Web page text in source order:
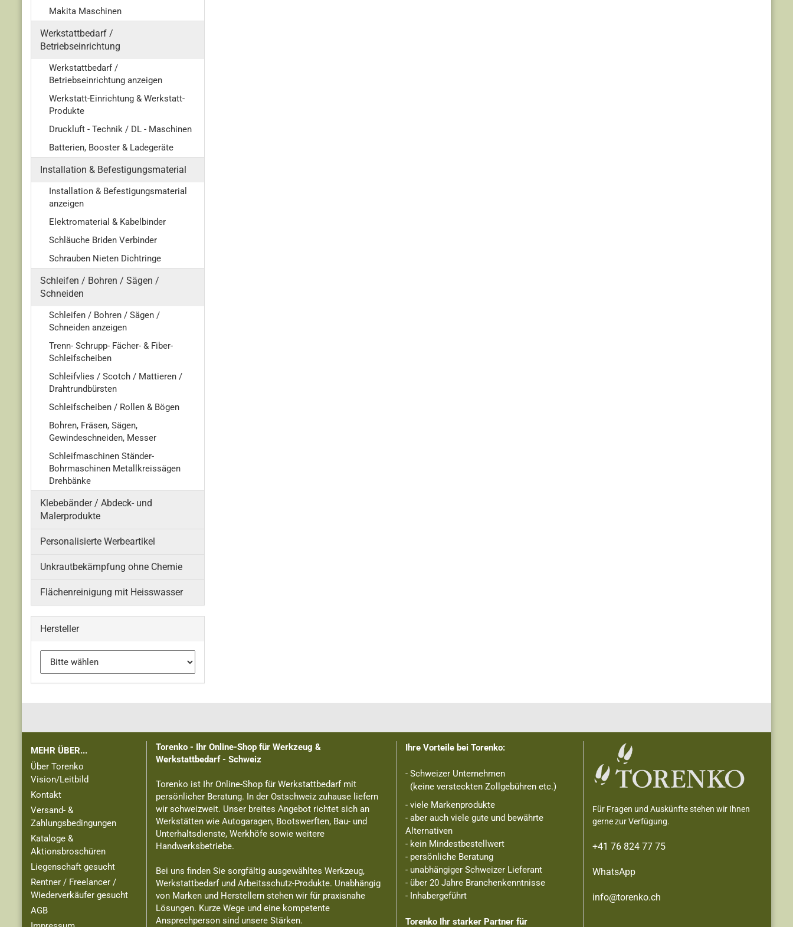
Makita Maschinen
Werkstattbedarf /
Betriebseinrichtung
Werkstattbedarf /
Betriebseinrichtung anzeigen
Werkstatt-Einrichtung & Werkstatt-
Produkte
Druckluft - Technik / DL - Maschinen
Batterien, Booster & Ladegeräte
Installation & Befestigungsmaterial
Installation & Befestigungsmaterial
anzeigen
Elektromaterial & Kabelbinder
Schläuche Briden Verbinder
Schrauben Nieten Dichtringe
Schleifen / Bohren / Sägen /
Schneiden
Schleifen / Bohren / Sägen /
Schneiden anzeigen
Trenn- Schrupp- Fächer- & Fiber-
Schleifscheiben
Schleifvlies / Scotch / Mattieren /
Drahtrundbürsten
Schleifscheiben / Rollen & Bögen
Bohren, Fräsen, Sägen,
Gewindeschneiden, Messer
Schleifmaschinen Ständer-
Bohrmaschinen Metallkreissägen
Drehbänke
Klebebänder / Abdeck- und
Malerprodukte
Personalisierte Werbeartikel
Unkrautbekämpfung ohne Chemie
Flächenreinigung mit Heisswasser
Hersteller
MEHR ÜBER...
Über Torenko
Vision/Leitbild
Kontakt
Versand- &
Zahlungsbedingungen
Kataloge &
Aktionsbroschüren
Liegenschaft gesucht
Rentner / Freelancer /
Wiederverkäufer gesucht
AGB
Torenko - Ihr Online-Shop für Werkzeug &
Werkstattbedarf - Schweiz
Torenko ist Ihr Online-Shop für Werkstattbedarf mit
persönlicher Beratung. In der Ostschweiz zuhause liefern
wir schweizweit. Unser breites Angebot richtet sich an
Werkstätten wie Autogaragen, Bootswerften, Bau- und
Unterhaltsdienste, Werkhöfe sowie weitere
Handwerksbetriebe.
Bei uns finden Sie sorgfältig ausgewähltes Werkzeug,
Werkstattbedarf und Arbeitsschutz-Produkte. Unabhängig
von Marken und Herstellern stehen wir für praxisnahe
Lösungen. Kurze Wege und eine kompetente
Ansprechperson sind unsere Stärken.
Ihre Vorteile bei Torenko:
- Schweizer Unternehmen
(keine versteckten Zollgebühren etc.)
- viele Markenprodukte
- aber auch viele gute und bewährte
Alternativen
- kein Mindestbestellwert
- persönliche Beratung
- unabhängiger Schweizer Lieferant
- über 20 Jahre Branchenkenntnisse
- Inhabergeführt
Torenko Ihr starker Partner für
Für Fragen und Auskünfte stehen wir Ihnen
gerne zur Verfügung.
+41 76 824 77 75
WhatsApp
info@torenko.ch